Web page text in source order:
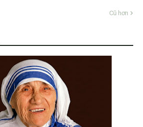
Cũ hơn